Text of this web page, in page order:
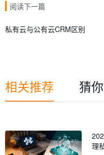
阅读下一篇
私有云与公有云CRM区别
相关推荐 猜
理